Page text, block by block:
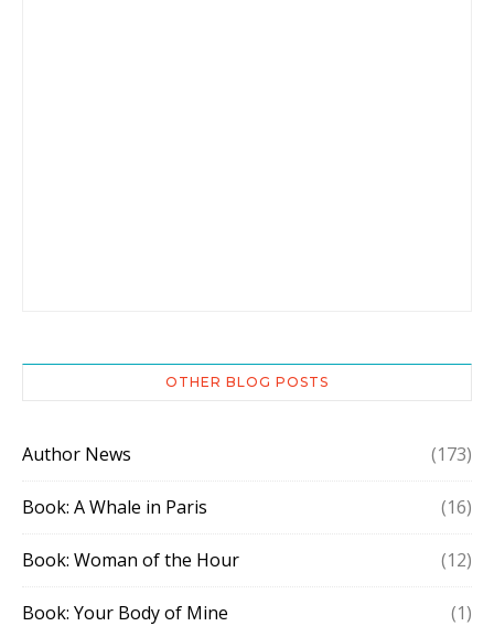
OTHER BLOG POSTS
Author News (173)
Book: A Whale in Paris (16)
Book: Woman of the Hour (12)
Book: Your Body of Mine (1)